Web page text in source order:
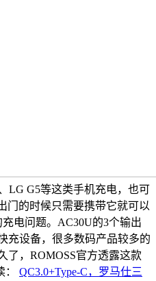
LG G5等这类手机充电，也可
门的时候只需要携带它就可以
电问题。AC30U的3个输出
充设备，很多数码产品较多的
了，ROMOSS官方透露这款
QC3.0+Type-C，罗马仕三